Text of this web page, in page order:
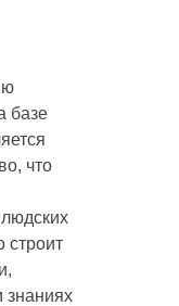
базе
что
строит